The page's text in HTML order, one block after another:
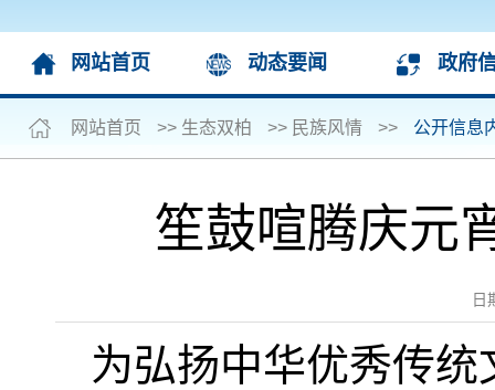
网站首页 动态要闻 政府
网站首页 >> 生态双柏 >> 民族风情 >> 公开信息
笙鼓喧腾庆元
日
为弘扬中华优秀传